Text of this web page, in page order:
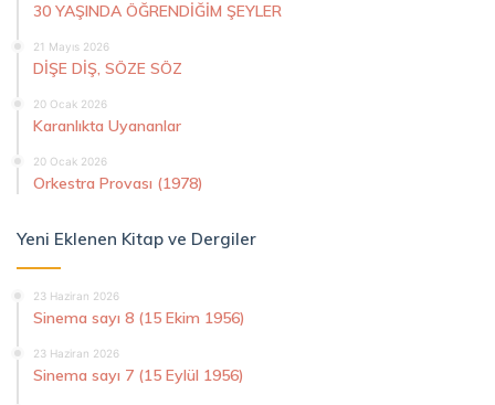
30 YAŞINDA ÖĞRENDİĞİM ŞEYLER
21 Mayıs 2026
DİŞE DİŞ, SÖZE SÖZ
20 Ocak 2026
Karanlıkta Uyananlar
20 Ocak 2026
Orkestra Provası (1978)
Yeni Eklenen Kitap ve Dergiler
23 Haziran 2026
Sinema sayı 8 (15 Ekim 1956)
23 Haziran 2026
Sinema sayı 7 (15 Eylül 1956)